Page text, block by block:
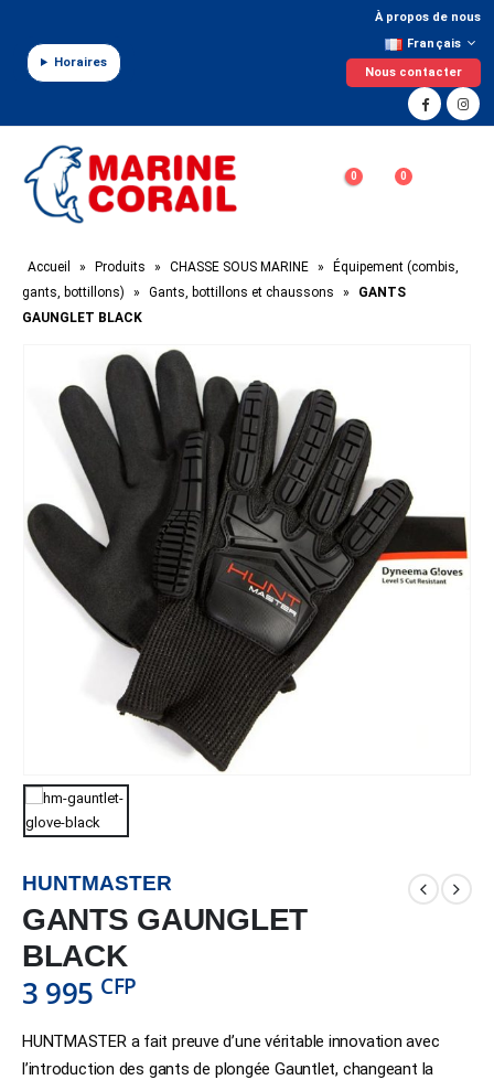
Horaires
À propos de nous
Français
Nous contacter
0 0
Accueil » Produits » CHASSE SOUS MARINE »
Équipement (combis,
gants, bottillons)
» Gants, bottillons et chaussons »
GANTS
GAUNGLET BLACK
HUNTMASTER
GANTS GAUNGLET
BLACK
3 995 CFP
HUNTMASTER a fait preuve d’une véritable innovation avec
l’introduction des gants de plongée Gauntlet, changeant la